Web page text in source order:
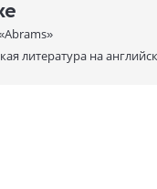
литература на